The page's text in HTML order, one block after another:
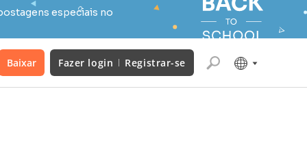
especiais no
Baixar Fazer login Registrar-se